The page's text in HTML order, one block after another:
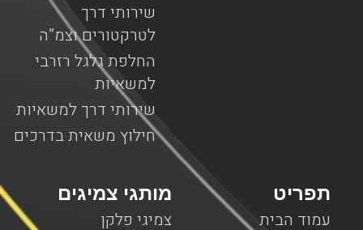
שירותי דרך
לטרקטורים וצמ”ה
החלפת גלגל רזרבי
למשאיות
שירותי דרך למשאיות
חילוץ משאית בדרכים
מותגי צמיגים
צמיגי פלקן
תפריט
עמוד הבית